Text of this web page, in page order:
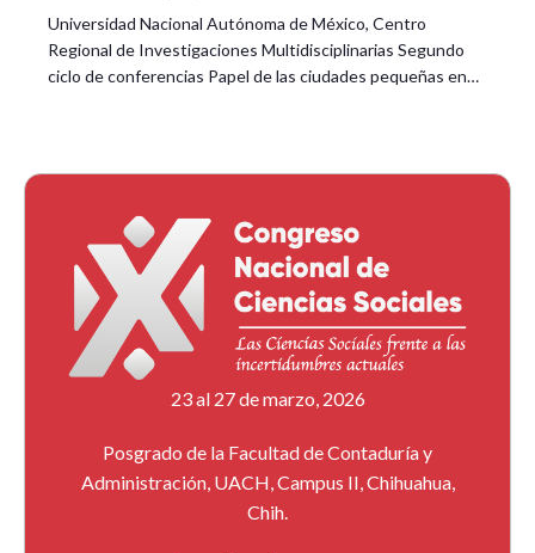
Universidad Nacional Autónoma de México, Centro
Regional de Investigaciones Multidisciplinarias Segundo
ciclo de conferencias Papel de las ciudades pequeñas en…
23 al 27 de marzo, 2026
Posgrado de la Facultad de Contaduría y
Administración, UACH, Campus II, Chihuahua,
Chih.